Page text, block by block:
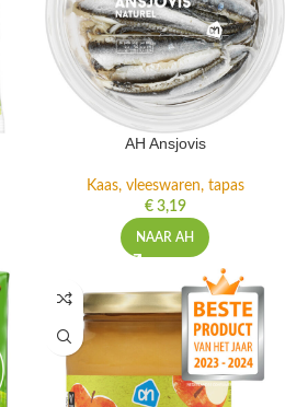
AH Ansjovis
Kaas, vleeswaren, tapas
€3,19
NAAR AH